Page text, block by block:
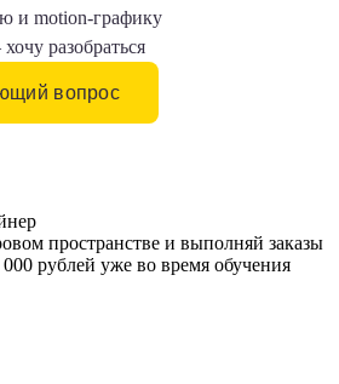
и motion-графику
разобраться
вопрос
пространстве и выполняй заказы
рублей уже во время обучения